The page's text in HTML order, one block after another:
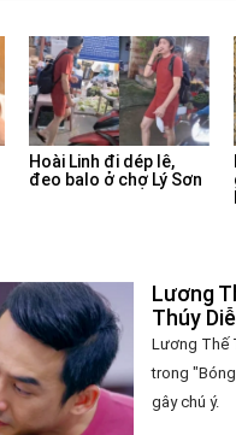
Hoài Linh đi dép lê,
đeo balo ở chợ Lý Sơn
Lương
Thúy
Lương Thế
trong
gây chú ý.